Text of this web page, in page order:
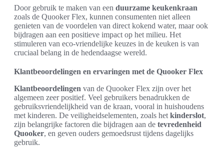
Door gebruik te maken van een duurzame keukenkraan
zoals de Quooker Flex, kunnen consumenten niet alleen
genieten van de voordelen van direct kokend water, maar ook
bijdragen aan een positieve impact op het milieu. Het
stimuleren van eco-vriendelijke keuzes in de keuken is van
cruciaal belang in de hedendaagse wereld.
Klantbeoordelingen en ervaringen met de Quooker Flex
Klantbeoordelingen van de Quooker Flex zijn over het
algemeen zeer positief. Veel gebruikers benadrukken de
gebruiksvriendelijkheid van de kraan, vooral in huishoudens
met kinderen. De veiligheidselementen, zoals het kinderslot,
zijn belangrijke factoren die bijdragen aan de tevredenheid
Quooker, en geven ouders gemoedsrust tijdens dagelijks
gebruik.